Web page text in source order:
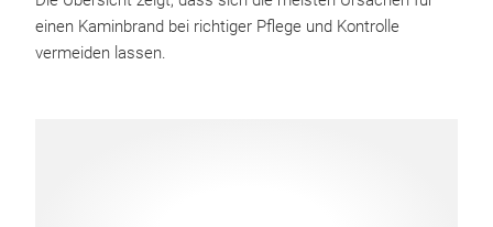
einen Kaminbrand bei richtiger Pflege und Kontrolle
vermeiden lassen.